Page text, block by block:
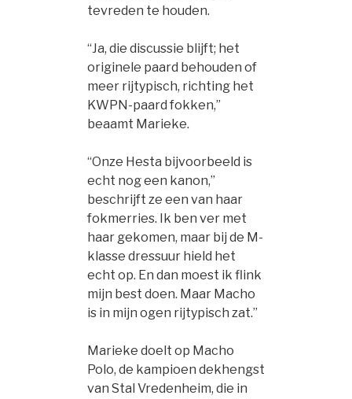
tevreden te houden.
“Ja, die discussie blijft; het
originele paard behouden of
meer rijtypisch, richting het
KWPN-paard fokken,”
beaamt Marieke.
“Onze Hesta bijvoorbeeld is
echt nog een kanon,”
beschrijft ze een van haar
fokmerries. Ik ben ver met
haar gekomen, maar bij de M-
klasse dressuur hield het
echt op. En dan moest ik flink
mijn best doen. Maar Macho
is in mijn ogen rijtypisch zat.”
Marieke doelt op Macho
Polo, de kampioen dekhengst
van Stal Vredenheim, die in